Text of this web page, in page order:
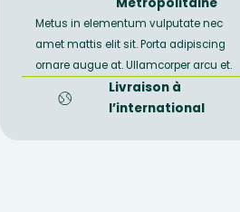
Metus in elementum vulputate nec
amet mattis elit sit. Porta adipiscing
ornare augue at. Ullamcorper arcu et.
Livraison à
l’international